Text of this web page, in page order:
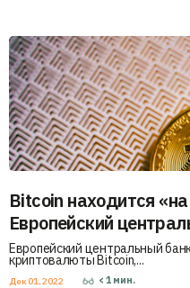
Bitcoin находится
Европейский
Европейский центральный
криптовалюты Bitcoin,...
Дек 01, 2022 < 1 мин.